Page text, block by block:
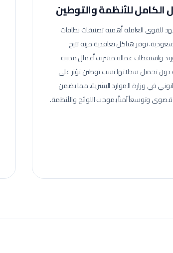
الكامل للأنظمة والتوطين
للقوى العاملة أهمية تصنيفات نطاقات
نوفر هياكل تعاقدية مرنة تتيح
واستقطاب عمالةمشرف أعمال مدنية
تحميل سجلاتها نسب توطين تؤثر على
في وزارة الموارد البشرية، مما يضمن
وتوسعاً آمناً بموجب اللوائح والأنظمة.